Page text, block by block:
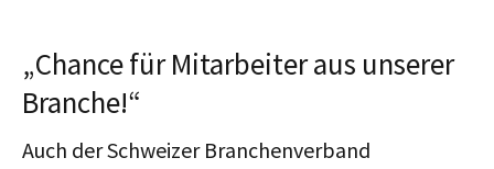
„Chance für Mitarbeiter aus unserer
Branche!“
Auch der Schweizer Branchenverband